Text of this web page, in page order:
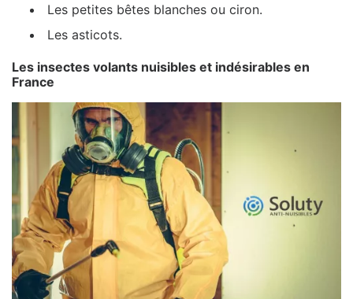
Les petites bêtes blanches ou ciron.
Les asticots.
Les insectes volants nuisibles et indésirables en
France